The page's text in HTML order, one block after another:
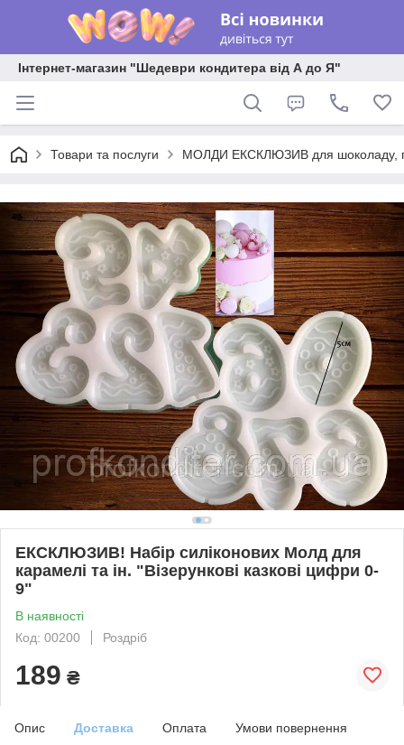
Інтернет-магазин "Шедеври кондитера від А до Я"
Товари та послуги МОЛДИ ЕКСКЛЮЗИВ для шоколаду,
ЕКСКЛЮЗИВ! Набір силіконових Молд для
карамелі та ін. "Візерункові казковi цифри 0-
9"
В наявності
Код: 00200
Роздріб
189 ₴
Опис Доставка Оплата Умови повернення